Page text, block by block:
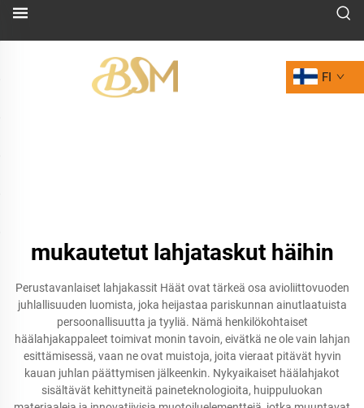
FI
mukautetut lahjataskut häihin
Perustavanlaiset lahjakassit Häät ovat tärkeä osa avioliittovuoden
juhlallisuuden luomista, joka heijastaa pariskunnan ainutlaatuista
persoonallisuutta ja tyyliä. Nämä henkilökohtaiset
häälahjakappaleet toimivat monin tavoin, eivätkä ne ole vain lahjan
esittämisessä, vaan ne ovat muistoja, joita vieraat pitävät hyvin
kauan juhlan päättymisen jälkeenkin. Nykyaikaiset häälahjakot
sisältävät kehittyneitä paineteknologioita, huippuluokan